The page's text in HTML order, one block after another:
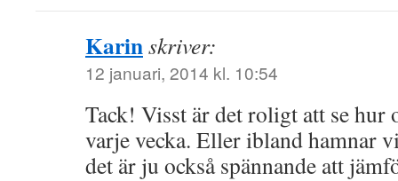
Karinskriver:
12 januari, 2014 kl. 10:54
Tack! Visst är det roligt att se hur
varje vecka. Eller ibland hamnar
det är ju också spännande att